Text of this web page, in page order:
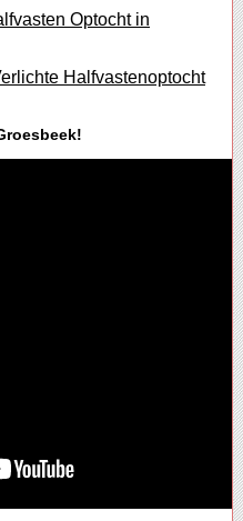
Optocht in
Halfvastenoptocht